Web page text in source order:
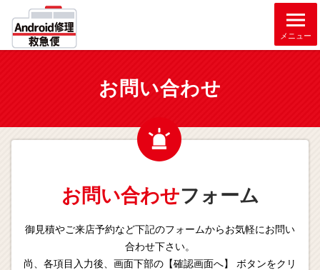
メニュー
お問い合わせ
お問い合わせフォーム
御見積やご来店予約など下記のフォームからお気軽にお問い
合わせ下さい。
尚、各項目入力後、画面下部の【確認画面へ】 ボタンをクリ